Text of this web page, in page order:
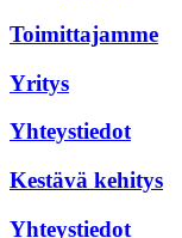
Toimittajamme
Yritys
Yhteystiedot
Kestävä kehitys
Yhteystiedot